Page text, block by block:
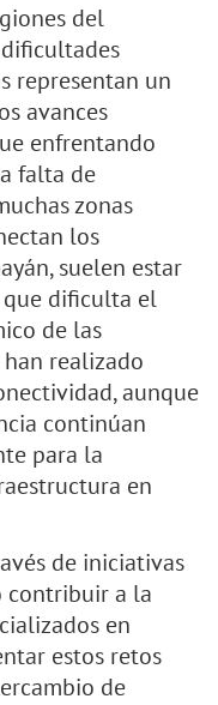
del
representan un
avances
enfrentando
falta de
zonas
los
suelen estar
que dificulta el
de las
han realizado
aunque
continúan
para la
en
de iniciativas
contribuir a la
en
estos retos
de